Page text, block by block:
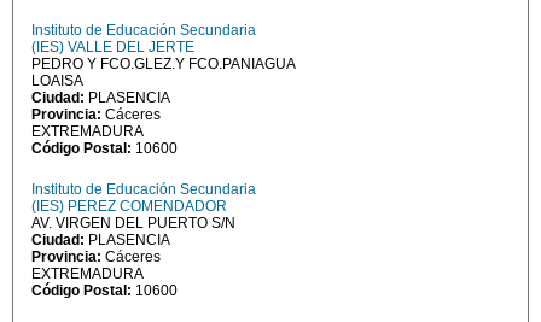
Instituto de Educación Secundaria
(IES) VALLE DEL JERTE
PEDRO Y FCO.GLEZ.Y FCO.PANIAGUA
LOAISA
Ciudad: PLASENCIA
Provincia: Cáceres
EXTREMADURA
Código Postal: 10600
Instituto de Educación Secundaria
(IES) PEREZ COMENDADOR
AV. VIRGEN DEL PUERTO S/N
Ciudad: PLASENCIA
Provincia: Cáceres
EXTREMADURA
Código Postal: 10600